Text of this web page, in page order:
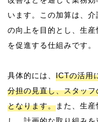
います。この加算は、
の向上を目的とし、生
を促進する仕組みです。
具体的には、 ICTの活用
分担の見直し、スタッ
となります。また、生